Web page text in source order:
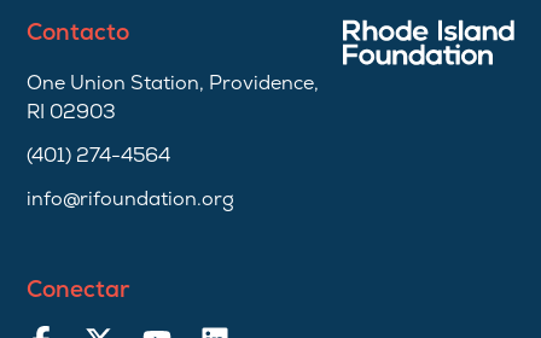
Contacto
One Union Station, Providence,
RI 02903
(401) 274-4564
info@rifoundation.org
Conectar